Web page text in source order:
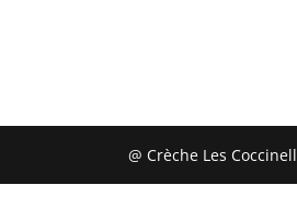
@ Crèche Les